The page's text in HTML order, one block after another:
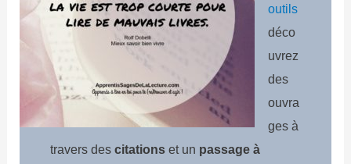
outils
déco
uvrez
des
ouvra
ges à
travers des citations et un passage à